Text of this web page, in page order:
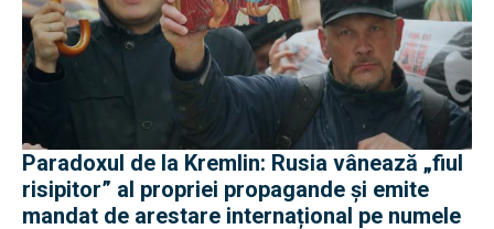
Paradoxul de la Kremlin: Rusia vânează „fiul
risipitor” al propriei propagande și emite
mandat de arestare internațional pe numele